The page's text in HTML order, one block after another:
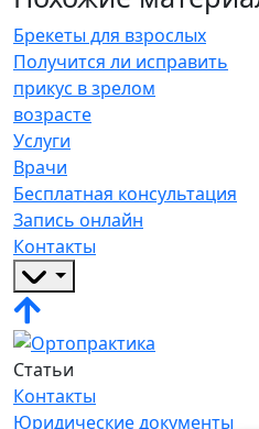
Брекеты для взрослых
Получится ли исправить
прикус в зрелом
возрасте
Услуги
Врачи
Бесплатная консультация
Запись онлайн
Контакты
Статьи
Контакты
Юридические документы